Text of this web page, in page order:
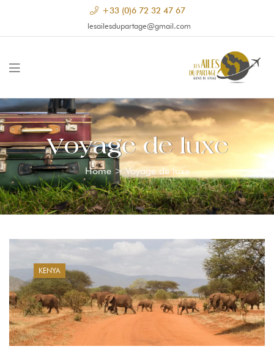
+33 (0)6 72 32 47 67
lesailesdupartage@gmail.com
Voyage de luxe
Home>Voyage de luxe
KENYA